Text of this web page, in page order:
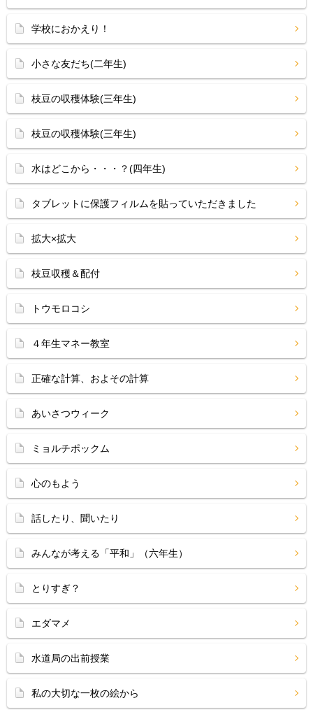
学校におかえり！
小さな友だち(二年生)
枝豆の収穫体験(三年生)
枝豆の収穫体験(三年生)
水はどこから・・・？(四年生)
タブレットに保護フィルムを貼っていただきました
拡大×拡大
枝豆収穫＆配付
トウモロコシ
４年生マネー教室
正確な計算、およその計算
あいさつウィーク
ミョルチポックム
心のもよう
話したり、聞いたり
みんなが考える「平和」（六年生）
とりすぎ？
エダマメ
水道局の出前授業
私の大切な一枚の絵から